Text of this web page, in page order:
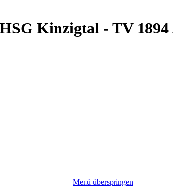
Kinzigtal - TV 1894
Menü überspringen